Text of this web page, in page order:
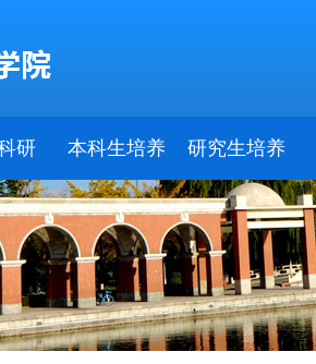
研 本科生培养 研究生培养